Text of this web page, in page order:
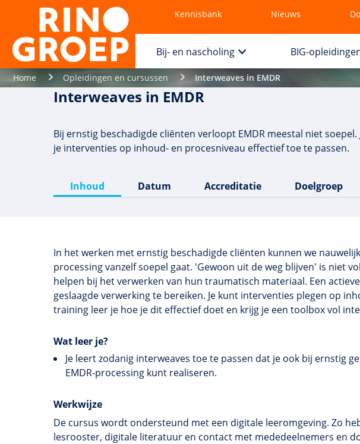
Kennisbank Nieuws
Bij- en nascholing BIG-
Home Opleidingen en cursussen Interweaves in EMDR
Interweaves in EMDR
Bij ernstig beschadigde cliënten verloopt EMDR meestal niet
je interventies op inhoud- en procesniveau effectief toe te passen.
Inhoud Datum Accreditatie Doelgroep
In het werken met ernstig beschadigde cliënten kunnen we
processing vanzelf soepel gaat. 'Gewoon uit de weg blijven' is niet
helpen bij het verwerken van hun traumatisch materiaal. Een
geslaagde verwerking te bereiken. Je kunt interventies plegen op
training leer je hoe je dit effectief doet en krijg je een toolbox vol
Wat leer je?
Je leert zodanig interweaves toe te passen dat je ook bij ernstig
EMDR-processing kunt realiseren.
Werkwijze
De cursus wordt ondersteund met een digitale leeromgeving. Zo
lesrooster, digitale literatuur en contact met mededeelnemers en